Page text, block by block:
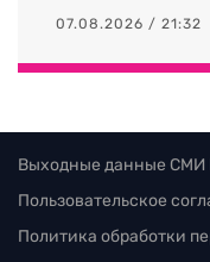
07.08.2026 / 21:32
Выходные данные СМИ
Пользовательское
Политика обработки